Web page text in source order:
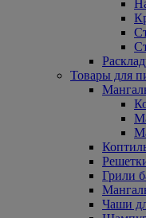
Товары для
Грили
Чаши